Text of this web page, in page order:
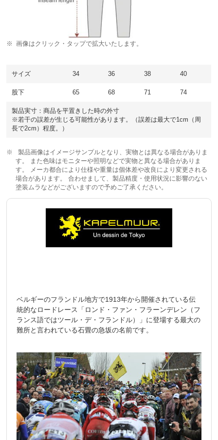
画像はクリック・タップで拡大いたします。
サイズ 34 36 38 40
股下 65 68 71 74
製品実寸：商品を平置きした時の外寸
※若干の誤差が生じる可能性があります。（誤差は最大で1cm（周
長で2cm）程度。）
製品画像はイメージサンプルとなり、実物とは異なる場合がありま
す。 また色味はモニターや照明などで実物と異なる場合がありま
す。 メーカ都合により仕様や重量は個体差や改良により変更される
場合があります。 合わせまして、製品精度・使用状況に影響のない
塗装ムラなどがございますので予めご了承ください。
ベルギーのフランドル地方で1913年から開催されている伝
統的なロードレース「ロンド・ファン・フラーンデレン（フ
ランス語ではツール・デ・フランドル）」に登場する最大の
難所と言われている石畳の急坂の名前です。